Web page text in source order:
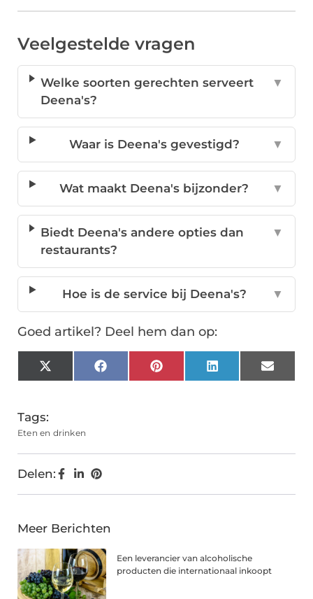
Veelgestelde vragen
Welke soorten gerechten serveert
Deena's?
▼
Waar is Deena's gevestigd? ▼
Wat maakt Deena's bijzonder? ▼
Biedt Deena's andere opties dan
restaurants?
▼
Hoe is de service bij Deena's? ▼
Goed artikel? Deel hem dan op:
X
(Twitter)
FacebookPinterestLinkedInEmail
Tags:
Eten en drinken
Delen:
Meer Berichten
Een leverancier van alcoholische
producten die internationaal inkoopt